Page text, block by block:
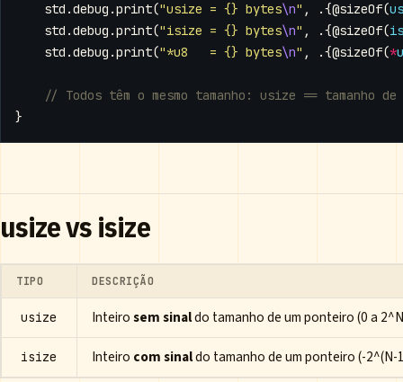
std .debug .print("usize = {} bytes\n" , .{@sizeOf(
std .debug .print("isize = {} bytes\n" , .{@sizeOf(
std .debug .print("*u8   = {} bytes\n" , .{@sizeOf(*
}
usize vs isize
TIPO DESCRIÇÃO
usize Inteirosem sinaldo tamanho de um ponteiro (0 a
isize Inteiro com sinaldo tamanho de um ponteiro (-2^(N-